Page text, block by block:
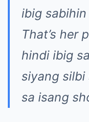
ibig
That’s her
hindi ibig
siyang silbi
sa isang